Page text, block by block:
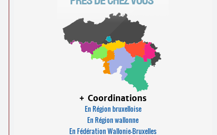
+ Coordinations
En Région bruxelloise
En Région wallonne
En Fédération Wallonie-Bruxelles